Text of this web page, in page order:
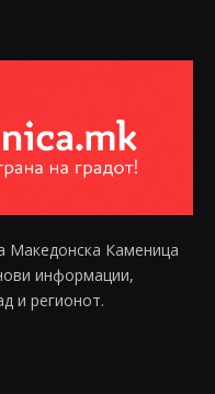
Македонска Каменица
информации,
и регионот.